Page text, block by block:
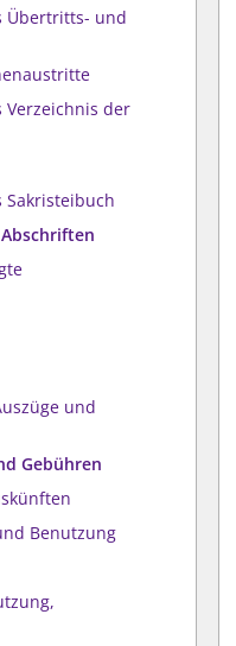
Übertritts- und
Verzeichnis der
Sakristeibuch
und
Gebühren
Benutzung